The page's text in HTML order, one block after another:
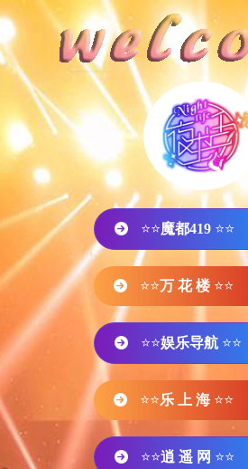
⭐⭐魔都419 ⭐⭐
⭐⭐万 花 楼 ⭐⭐
⭐⭐娱乐导航 ⭐⭐
⭐⭐乐 上 海 ⭐⭐
⭐⭐逍 遥 网 ⭐⭐